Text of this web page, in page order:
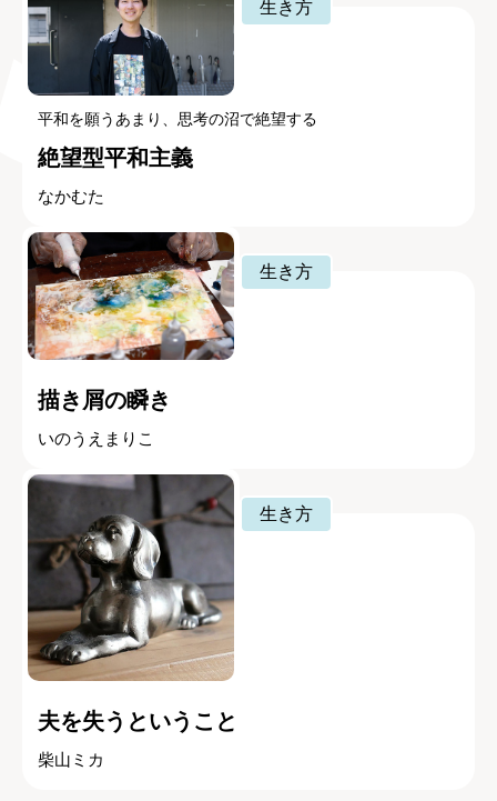
生き方
平和を願うあまり、思考の沼で絶望する
絶望型平和主義
なかむた
生き方
描き屑の瞬き
いのうえまりこ
生き方
夫を失うということ
柴山ミカ